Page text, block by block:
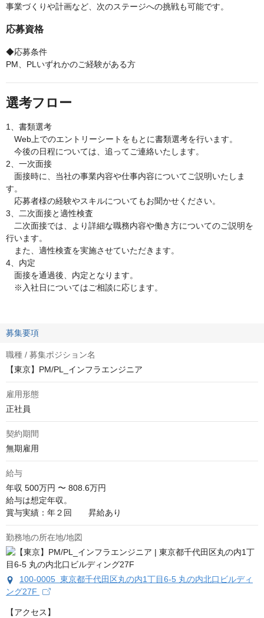
事業づくりや計画など、次のステージへの挑戦も可能です。
応募資格
◆応募条件
PM、PLいずれかのご経験がある方
選考フロー
1、書類選考
Web上でのエントリーシートをもとに書類選考を行います。
今後の日程については、追ってご連絡いたします。
2、一次面接
面接時に、当社の事業内容や仕事内容についてご説明いたしま
す。
応募者様の経験やスキルについてもお聞かせください。
3、二次面接と適性検査
二次面接では、より詳細な職務内容や働き方についてのご説明を
行います。
また、適性検査を実施させていただきます。
4、内定
面接を通過後、内定となります。
※入社日についてはご相談に応じます。
募集要項
職種 / 募集ポジション名
【東京】PM/PL_インフラエンジニア
雇用形態
正社員
契約期間
無期雇用
給与
年収 500万円 〜 808.6万円
給与は想定年収。
賞与実績：年２回　　昇給あり
勤務地の所在地/地図
100-0005 東京都千代田区丸の内1丁目6-5 丸の内北口ビルディ
ング27F
【アクセス】